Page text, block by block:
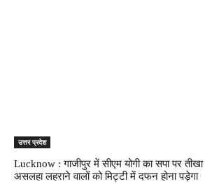
उत्तर प्रदेश
Lucknow : गाजीपुर में सीएम योगी का सपा पर
असलहा लहराने वालों को मिट्टी में दफन होना पड़ेगा